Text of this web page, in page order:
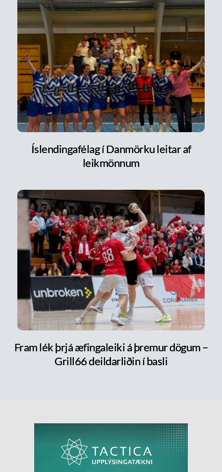
Íslendingafélag í Danmörku leitar af
leikmönnum
Fram lék þrjá æfingaleiki á þremur dögum –
Grill66 deildarliðin í basli